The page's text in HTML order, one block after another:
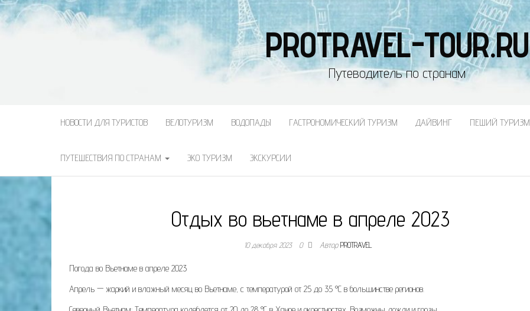
PROTRAVEL-TOUR.RU
Путеводитель по странам
НОВОСТИ ДЛЯ ТУРИСТОВ ВЕЛОТУРИЗМ ВОДОПАДЫ ГАСТРОНОМИЧЕСКИЙ ТУРИЗМ ДАЙВИНГ ПЕШИЙ ТУРИЗМ
ПУТЕШЕСТВИЯ ПО СТРАНАМ ЭКО ТУРИЗМ ЭКСКУРСИИ
Отдых во вьетнаме в апреле 2023
10 декабря 2023 0 АвторPROTRAVEL
Погода во Вьетнаме в апреле 2023
Апрель — жаркий и влажный месяц во Вьетнаме, с температурой от 25 до 35 °C в большинстве регионов.